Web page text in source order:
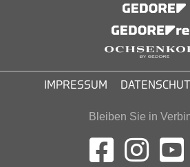
IMPRESSUM
Bleiben Sie in